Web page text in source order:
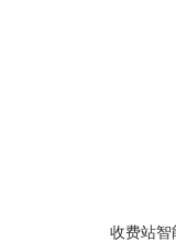
收费站智能